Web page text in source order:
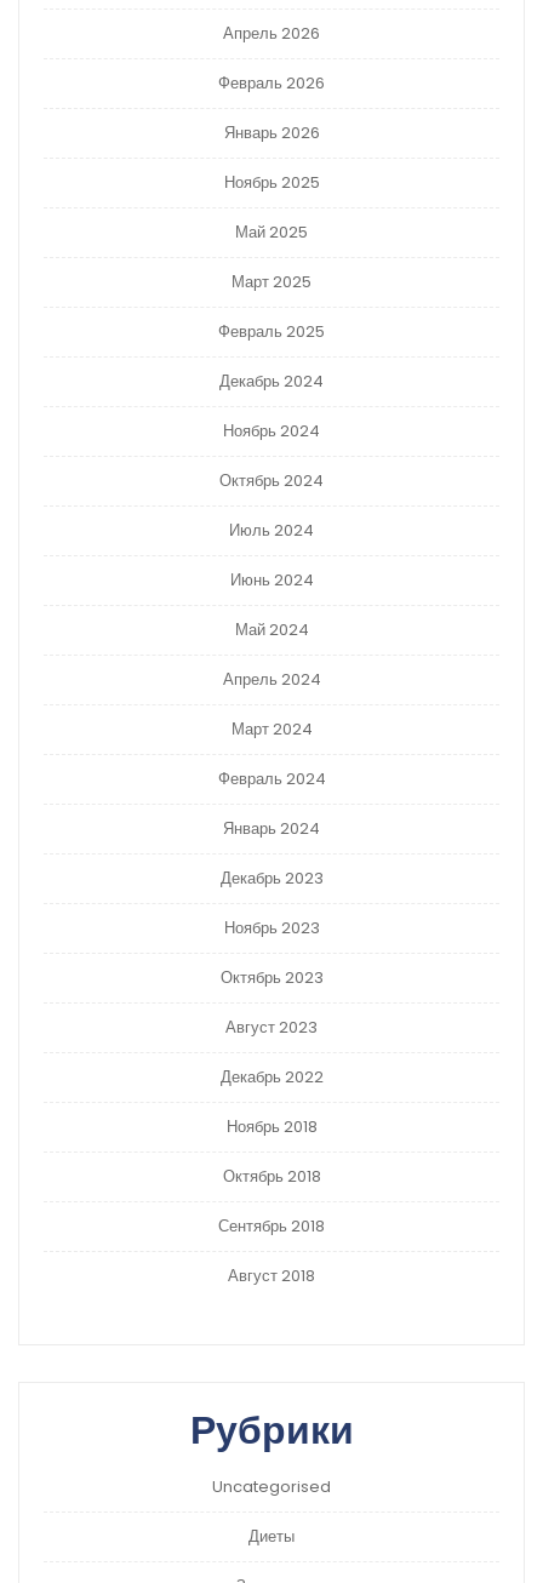
Апрель 2026
Февраль 2026
Январь 2026
Ноябрь 2025
Май 2025
Март 2025
Февраль 2025
Декабрь 2024
Ноябрь 2024
Октябрь 2024
Июль 2024
Июнь 2024
Май 2024
Апрель 2024
Март 2024
Февраль 2024
Январь 2024
Декабрь 2023
Ноябрь 2023
Октябрь 2023
Август 2023
Декабрь 2022
Ноябрь 2018
Октябрь 2018
Сентябрь 2018
Август 2018
Рубрики
Uncategorised
Диеты